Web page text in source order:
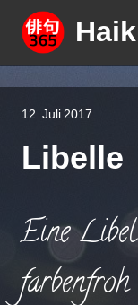
Springe
zum
Inhalt
12. Juli 2017
Libelle
Eine